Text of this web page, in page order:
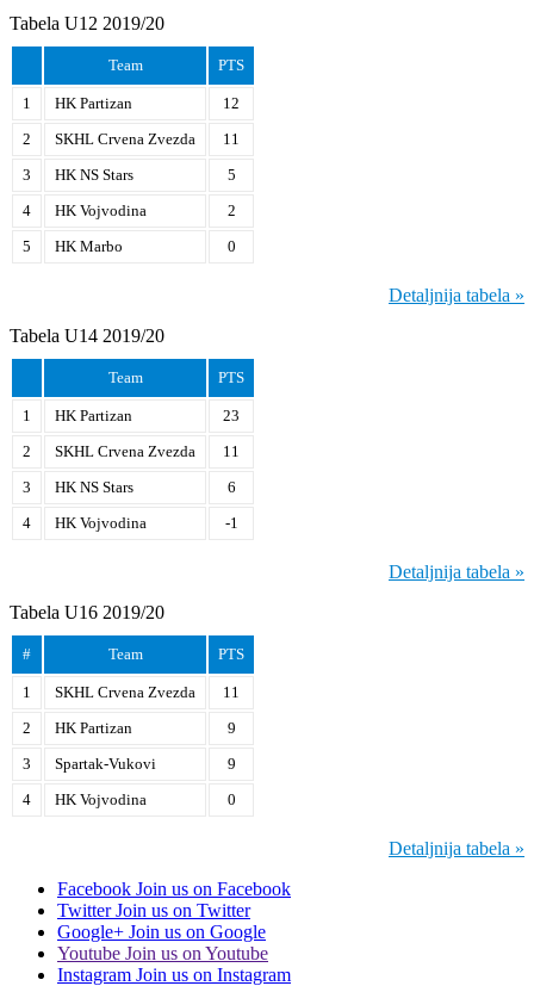
Tabela U12 2019/20
Team PTS
1 HK Partizan
12
2
SKHL Crvena Zvezda
11
3
HK NS Stars
5
4
HK Vojvodina
2
5
HK Marbo 0
Detaljnija tabela »
Tabela U14 2019/20
Team PTS
1 HK Partizan
23
2
SKHL Crvena Zvezda
11
3
HK NS Stars
6
4
HK Vojvodina -1
Detaljnija tabela »
Tabela U16 2019/20
# Team PTS
1 SKHL Crvena Zvezda
11
2
HK Partizan
9
3
Spartak-Vukovi
9
4
HK Vojvodina 0
Detaljnija tabela »
Facebook Join us on Facebook
Twitter Join us on Twitter
Google+ Join us on Google
Youtube Join us on Youtube
Instagram Join us on Instagram